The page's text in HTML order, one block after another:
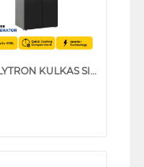
POLYTRON KULKAS SIDE BY SIDE REFRIGERATOR PRS451Y